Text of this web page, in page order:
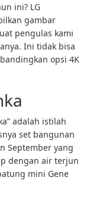
ini? LG
gambar
pengulas kami
Ini tidak bisa
opsi 4K
adalah istilah
set bangunan
September yang
dengan air terjun
mini Gene